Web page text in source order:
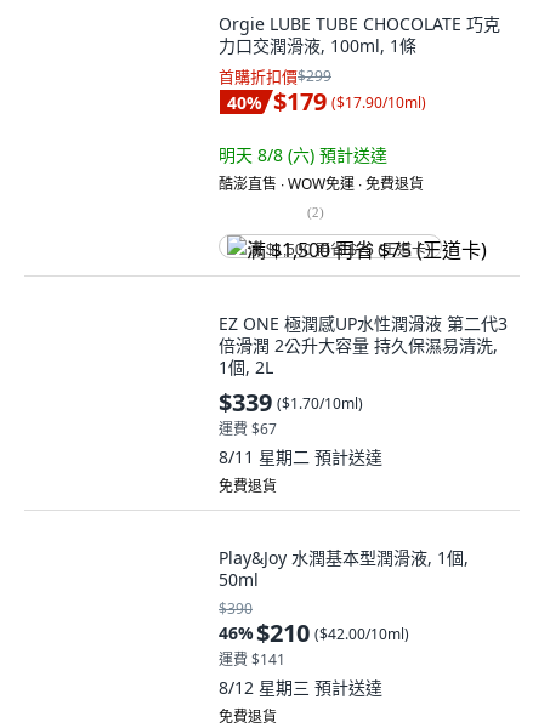
Orgie LUBE TUBE CHOCOLATE 巧克
力口交潤滑液, 100ml, 1條
首購折扣價$299
40% $179 ($17.90/10ml)
明天 8/8 (六) 預計送達
酷澎直售 ∙ WOW免運 ∙ 免費退貨
(2)
满 $1,500 再省 $75 (王道卡)
EZ ONE 極潤感UP水性潤滑液 第二代3
倍滑潤 2公升大容量 持久保濕易清洗,
1個, 2L
$339 ($1.70/10ml)
運費 $67
8/11 星期二 預計送達
免費退貨
Play&Joy 水潤基本型潤滑液, 1個,
50ml
$390
46%$210 ($42.00/10ml)
運費 $141
8/12 星期三 預計送達
免費退貨